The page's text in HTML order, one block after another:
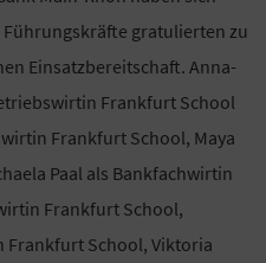
gratulierten zu
Einsatzbereitschaft. Anna-
Frankfurt School
Frankfurt School, Maya
Paal als Bankfachwirtin
Frankfurt School,
Frankfurt School, Viktoria